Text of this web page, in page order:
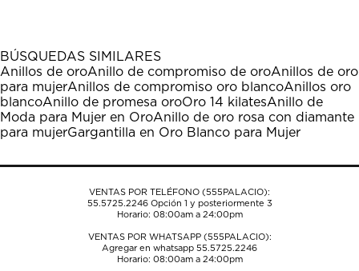
1
estrella
Esta
acción
abrirá
el
formulario
envío.
estrellas.
Esta
acción
abrirá
el
formulario
envío.
estrellas.
Esta
acción
abrirá
el
formulario
envío.
estrellas.
Esta
acción
abrirá
el
formulario
envío.
estrellas.
Esta
acción
abrirá
el
formulario
envío.
BÚSQUEDAS SIMILARES
Anillos de oroAnillo de compromiso de oroAnillos de oro
para mujerAnillos de compromiso oro blancoAnillos oro
blancoAnillo de promesa oroOro 14 kilatesAnillo de
Moda para Mujer en OroAnillo de oro rosa con diamante
para mujerGargantilla en Oro Blanco para Mujer
VENTAS POR TELÉFONO (555PALACIO):
55.5725.2246Opción 1 y posteriormente 3
Horario: 08:00am a 24:00pm
VENTAS POR WHATSAPP (555PALACIO):
Agregar en whatsapp 55.5725.2246
Horario: 08:00am a 24:00pm